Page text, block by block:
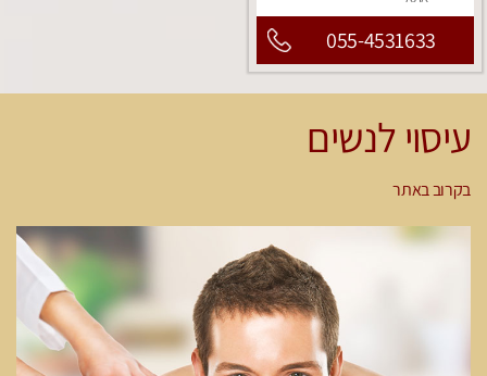
055-4531633
עיסוי לנשים
בקרוב באתר